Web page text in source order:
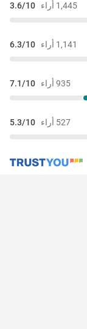
1,445 أراء 3.6/10
1,141 أراء 6.3/10
935 أراء 7.1/10
527 أراء 5.3/10